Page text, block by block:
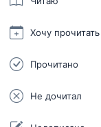
Хочу прочитать
Прочитано
Не дочитал